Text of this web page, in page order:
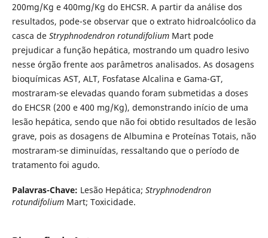
200mg/Kg e 400mg/Kg do EHCSR. A partir da análise dos
resultados, pode-se observar que o extrato hidroalcóolico da
casca de Stryphnodendron rotundifoliumMart pode
prejudicar a função hepática, mostrando um quadro lesivo
nesse órgão frente aos parâmetros analisados. As dosagens
bioquímicas AST, ALT, Fosfatase Alcalina e Gama-GT,
mostraram-se elevadas quando foram submetidas a doses
do EHCSR (200 e 400 mg/Kg), demonstrando início de uma
lesão hepática, sendo que não foi obtido resultados de lesão
grave, pois as dosagens de Albumina e Proteínas Totais, não
mostraram-se diminuídas, ressaltando que o período de
tratamento foi agudo.
Palavras-Chave: Lesão Hepática; Stryphnodendron
rotundifoliumMart; Toxicidade.